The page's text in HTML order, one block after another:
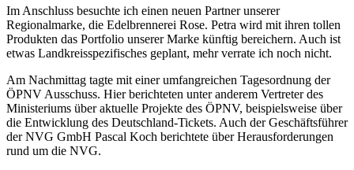
Im Anschluss besuchte ich einen neuen Partner unserer
Regionalmarke, die Edelbrennerei Rose. Petra wird mit ihren tollen
Produkten das Portfolio unserer Marke künftig bereichern. Auch ist
etwas Landkreisspezifisches geplant, mehr verrate ich noch nicht.
Am Nachmittag tagte mit einer umfangreichen Tagesordnung der
ÖPNV Ausschuss. Hier berichteten unter anderem Vertreter des
Ministeriums über aktuelle Projekte des ÖPNV, beispielsweise über
die Entwicklung des Deutschland-Tickets. Auch der Geschäftsführer
der NVG GmbH Pascal Koch berichtete über Herausforderungen
rund um die NVG.